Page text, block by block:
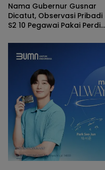
Nama Gubernur Gusnar
Dicatut, Observasi Pribadi
S2 10 Pegawai Pakai Perdis